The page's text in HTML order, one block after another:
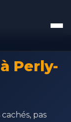
Perly-
pas